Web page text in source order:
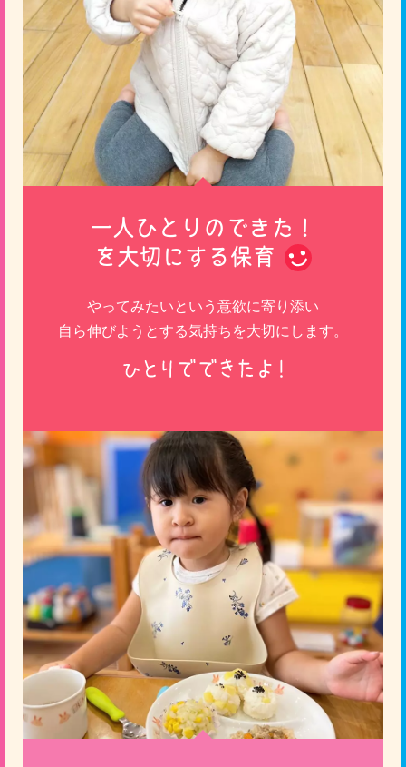
一人ひとりのできた！
を大切にする保育
やってみたいという意欲に寄り添い
自ら伸びようとする気持ちを大切にします。